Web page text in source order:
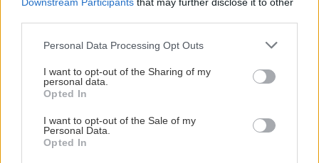
Please note that this website/app uses one or more Google
not limited to your visit or usage behaviour. You may click to
grant or deny consent to Google and its third-party tags to
use your data for below specified purposes in below Google
consent section.
Personal Data Processing Opt Outs
I want to opt-out of the Sharing of my
personal data.
Opted In
I want to opt-out of the Sale of my
Personal Data.
Opted In